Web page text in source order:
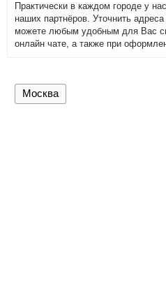
Практически в каждом городе у
наших партнёров. Уточнить
можете любым удобным для Вас
онлайн чате, а также при
Москва